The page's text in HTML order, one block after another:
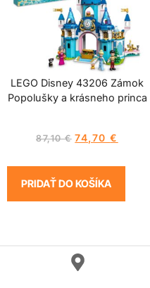
LEGO Disney 43206 Zámok
Popolušky a krásneho princa
87,10€ 74,70€
PRIDAŤ DO KOŠÍKA